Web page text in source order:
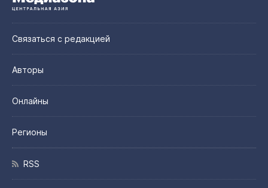
Связаться с редакцией
Авторы
Онлайны
Регионы
RSS